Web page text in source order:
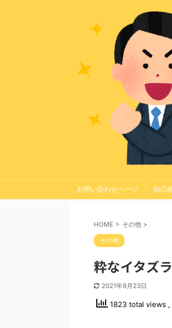
お問い合わせページ 自己
HOME > その他 >
その他
粋なイタズ
2021年9月23日
1823 total views